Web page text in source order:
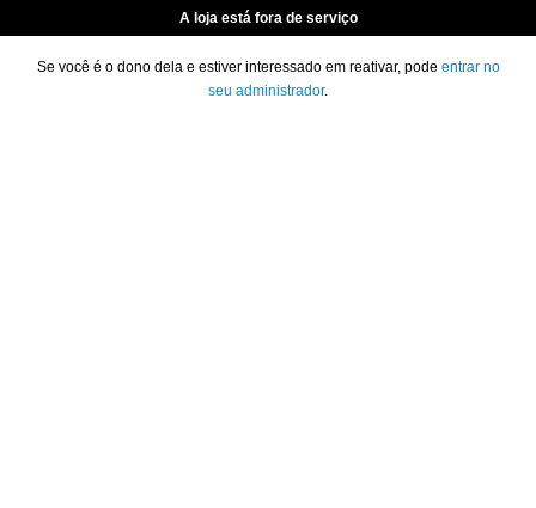
A loja está fora de serviço
Se você é o dono dela e estiver interessado em reativar, pode entrar no
seu administrador.